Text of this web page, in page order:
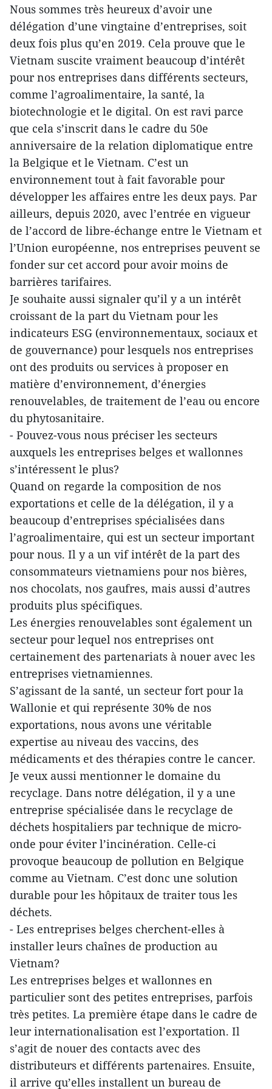
Nous sommes très heureux d’avoir une
délégation d’une vingtaine d’entreprises, soit
deux fois plus qu’en 2019. Cela prouve que le
Vietnam suscite vraiment beaucoup d’intérêt
pour nos entreprises dans différents secteurs,
comme l’agroalimentaire, la santé, la
biotechnologie et le digital. On est ravi parce
que cela s’inscrit dans le cadre du 50e
anniversaire de la relation diplomatique entre
la Belgique et le Vietnam. C’est un
environnement tout à fait favorable pour
développer les affaires entre les deux pays. Par
ailleurs, depuis 2020, avec l’entrée en vigueur
de l’accord de libre-échange entre le Vietnam et
l’Union européenne, nos entreprises peuvent se
fonder sur cet accord pour avoir moins de
barrières tarifaires.
Je souhaite aussi signaler qu’il y a un intérêt
croissant de la part du Vietnam pour les
indicateurs ESG (environnementaux, sociaux et
de gouvernance) pour lesquels nos entreprises
ont des produits ou services à proposer en
matière d’environnement, d’énergies
renouvelables, de traitement de l’eau ou encore
du phytosanitaire.
- Pouvez-vous nous préciser les secteurs
auxquels les entreprises belges et wallonnes
s’intéressent le plus?
Quand on regarde la composition de nos
exportations et celle de la délégation, il y a
beaucoup d’entreprises spécialisées dans
l’agroalimentaire, qui est un secteur important
pour nous. Il y a un vif intérêt de la part des
consommateurs vietnamiens pour nos bières,
nos chocolats, nos gaufres, mais aussi d’autres
produits plus spécifiques.
Les énergies renouvelables sont également un
secteur pour lequel nos entreprises ont
certainement des partenariats à nouer avec les
entreprises vietnamiennes.
S’agissant de la santé, un secteur fort pour la
Wallonie et qui représente 30% de nos
exportations, nous avons une véritable
expertise au niveau des vaccins, des
médicaments et des thérapies contre le cancer.
Je veux aussi mentionner le domaine du
recyclage. Dans notre délégation, il y a une
entreprise spécialisée dans le recyclage de
déchets hospitaliers par technique de micro-
onde pour éviter l’incinération. Celle-ci
provoque beaucoup de pollution en Belgique
comme au Vietnam. C’est donc une solution
durable pour les hôpitaux de traiter tous les
déchets.
- Les entreprises belges cherchent-elles à
installer leurs chaînes de production au
Vietnam?
Les entreprises belges et wallonnes en
particulier sont des petites entreprises, parfois
très petites. La première étape dans le cadre de
leur internationalisation est l’exportation. Il
s’agit de nouer des contacts avec des
distributeurs et différents partenaires. Ensuite,
il arrive qu’elles installent un bureau de